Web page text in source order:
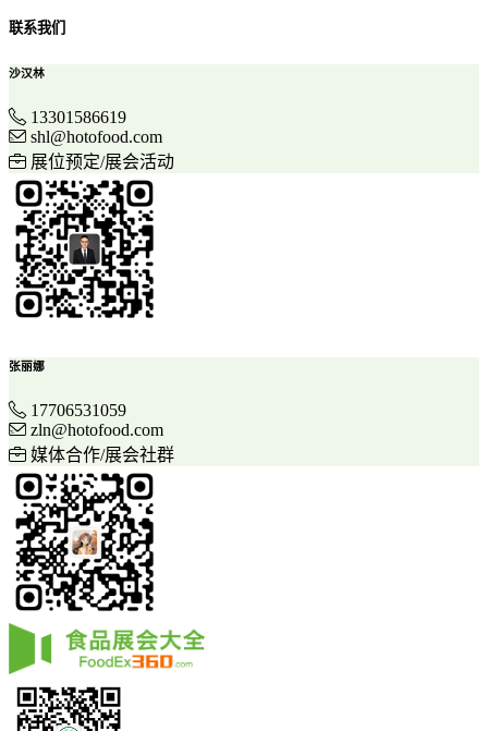
联系我们
沙汉林
13301586619
shl@hotofood.com
展位预定/展会活动
张丽娜
17706531059
zln@hotofood.com
媒体合作/展会社群